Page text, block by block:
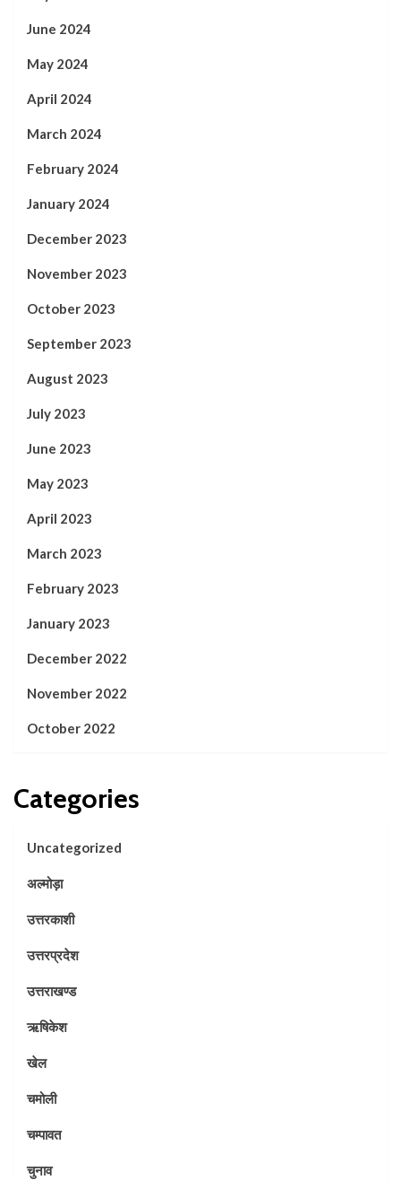
June 2024
May 2024
April 2024
March 2024
February 2024
January 2024
December 2023
November 2023
October 2023
September 2023
August 2023
July 2023
June 2023
May 2023
April 2023
March 2023
February 2023
January 2023
December 2022
November 2022
October 2022
Categories
Uncategorized
अल्मोड़ा
उत्तरकाशी
उत्तरप्रदेश
उत्तराखण्ड
ऋषिकेश
खेल
चमोली
चम्पावत
चुनाव